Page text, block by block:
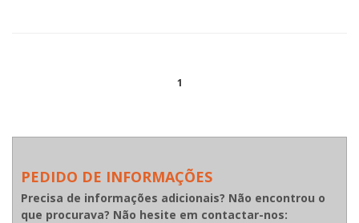
1
PEDIDO DE INFORMAÇÕES
Precisa de informações adicionais? Não encontrou o
que procurava? Não hesite em contactar-nos: